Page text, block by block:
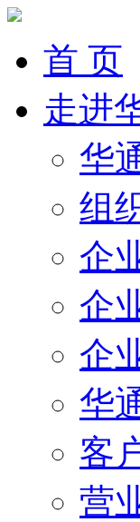
首 页
走进
华
组
企
企
企
华
客
营